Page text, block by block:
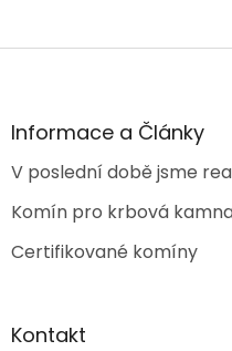
Z
aInformace a Články
V poslední době jsme
Komín pro krbová
Certifikované komíny
Kontakt